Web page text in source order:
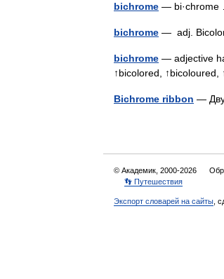
bichrome —
bichrome — adj.
bichrome — adjective
↑bicolored,
Bichrome ribbon —
© Академик, 2000-2026
👣 Путешествия
Экспорт словарей на сайты ,